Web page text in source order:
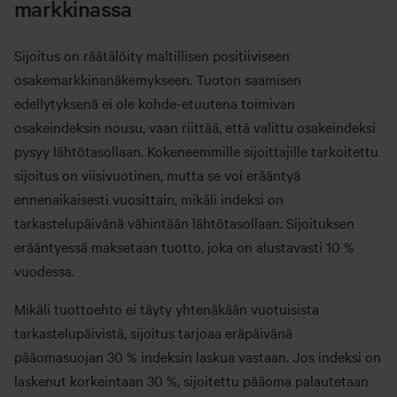
markkinassa
Sijoitus on räätälöity maltillisen positiiviseen
osakemarkkinanäkemykseen. Tuoton saamisen
edellytyksenä ei ole kohde-etuutena toimivan
osakeindeksin nousu, vaan riittää, että valittu osakeindeksi
pysyy lähtötasollaan. Kokeneemmille sijoittajille tarkoitettu
sijoitus on viisivuotinen, mutta se voi erääntyä
ennenaikaisesti vuosittain, mikäli indeksi on
tarkastelupäivänä vähintään lähtötasollaan. Sijoituksen
erääntyessä maksetaan tuotto, joka on alustavasti 10 %
vuodessa.
Mikäli tuottoehto ei täyty yhtenäkään vuotuisista
tarkastelupäivistä, sijoitus tarjoaa eräpäivänä
pääomasuojan 30 % indeksin laskua vastaan. Jos indeksi on
laskenut korkeintaan 30 %, sijoitettu pääoma palautetaan